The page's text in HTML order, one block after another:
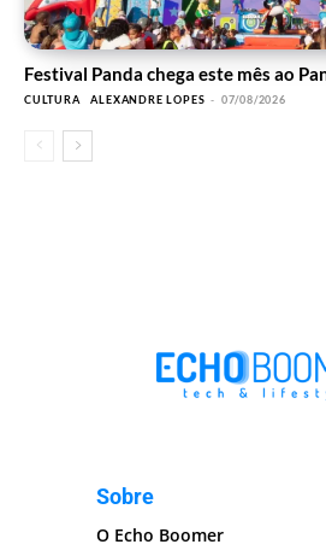
Festival Panda chega este mês ao
CULTURA ALEXANDRE LOPES - 07/08/2026
Sobre
O Echo Boomer